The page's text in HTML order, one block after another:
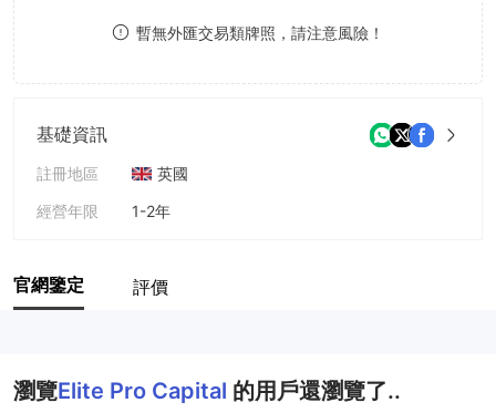
暫無外匯交易類牌照，請注意風險！
基礎資訊
註冊地區
英國
經營年限
1-2年
官網鑒定 評價
瀏覽Elite Pro Capital 的用戶還瀏覽了..